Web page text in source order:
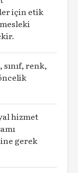
için etik
renk,
hizmet
gerek